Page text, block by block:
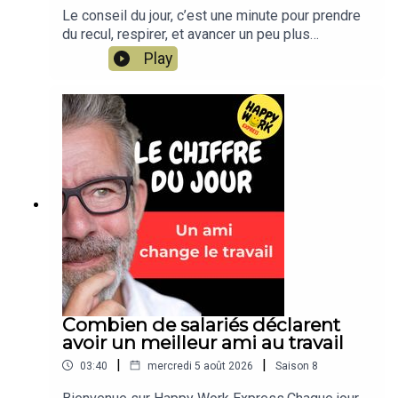
Le conseil du jour, c’est une minute pour prendre
du recul, respirer, et avancer un peu plus
sereinement dans votre travail. Un conseil simple,
concret, applicable dès aujourd’hui. Un format
court de Happy Work, par Gaël Chatelain-
Berry.NOUVEAU : retrouvez moi sur WhatsApp sur
la chaîne Happy Work... pas de spam, c'est gratuit
et il n'y a que du feelgood !!! :
https://whatsapp.com/channel/0029VbBSSbM6B
IEm0yskHH2gEt pour retrouver tous mes
contenus, tests, articles, vidéos :
www.gchatelain.com
Play
Combien de salariés déclarent
avoir un meilleur ami au travail
03:40 | mercredi 5 août 2026 | Saison 8